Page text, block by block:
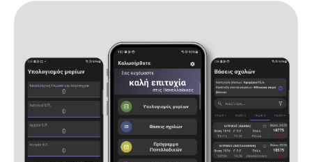
Αρχική
Υπολογισμός μορίων
Βάσεις σχολών
Πρόγραμμα Πανελλαδικών